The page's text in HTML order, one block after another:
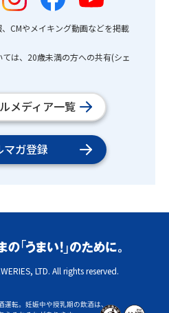
CMやメイキング動画などを掲載
は、20歳未満の方への共有(シェ
メディア一覧
マガ登録
LTD. All rights reserved.